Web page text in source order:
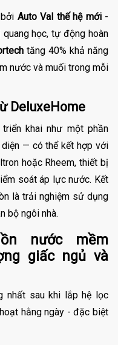
Auto Val thế hệ mới-
học, tự động hoàn
tăng 40% khả năng
nước và muối trong mỗi
DeluxeHome
khai như một phần
— có thể kết hợp với
hoặc Rheem, thiết bị
soát áp lực nước. Kết
là trải nghiệm sử dụng
bộ ngôi nhà.
nước mềm
giấc ngủ và
nhất sau khi lắp hệ lọc
hằng ngày - đặc biệt